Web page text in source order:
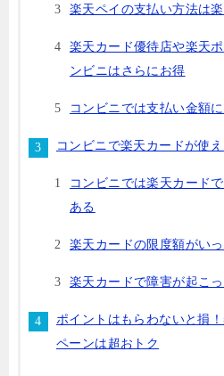
楽天ペイの支払い方法は
楽天カード優待店や楽天
ンビニはさらにお得
コンビニでは支払い金額
コンビニで楽天カードが使
コンビニでは楽天カード
ある
楽天カードの限度額がい
楽天カードで障害が起こ
ポイントはもらわないと損
ペーンは超おトク